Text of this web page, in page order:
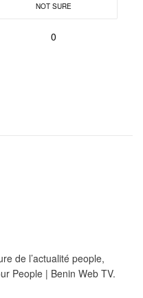
NOT SURE
0
de l’actualité people,
People | Benin Web TV.